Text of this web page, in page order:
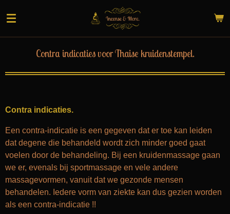
direct
naar
hoofdinhoud
Contra indicaties voor Thaise kruidenstempel.
Contra indicaties.
Een contra-indicatie is een gegeven dat er toe kan leiden
dat degene die behandeld wordt zich minder goed gaat
voelen door de behandeling. Bij een kruidenmassage gaan
we er, evenals bij sportmassage en vele andere
massagevormen, vanuit dat we gezonde mensen
behandelen. Iedere vorm van ziekte kan dus gezien worden
als een contra-indicatie !!